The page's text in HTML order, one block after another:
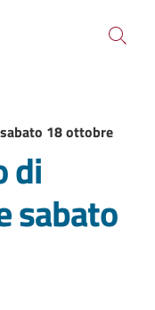
18 ottobre
di
sabato